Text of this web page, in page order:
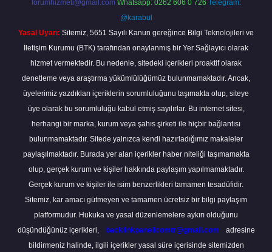
forumhizmeti@gmail.com Whatsapp: 0262 606 0 726 Telegram:
@karabul
Yasal Uyarı: Sitemiz, 5651 Sayılı Kanun gereğince Bilgi Teknolojileri ve
İletişim Kurumu (BTK) tarafından onaylanmış bir Yer Sağlayıcı olarak
hizmet vermektedir. Bu nedenle, sitedeki içerikleri proaktif olarak
denetleme veya araştırma yükümlülüğümüz bulunmamaktadır. Ancak,
üyelerimiz yazdıkları içeriklerin sorumluluğunu taşımakta olup, siteye
üye olarak bu sorumluluğu kabul etmiş sayılırlar. Bu internet sitesi,
herhangi bir marka, kurum veya şahıs şirketi ile hiçbir bağlantısı
bulunmamaktadır. Sitede yalnızca kendi hazırladığımız makaleler
paylaşılmaktadır. Burada yer alan içerikler haber niteliği taşımamakta
olup, gerçek kurum ve kişiler hakkında paylaşım yapılmamaktadır.
Gerçek kurum ve kişiler ile isim benzerlikleri tamamen tesadüfidir.
Sitemiz, kar amacı gütmeyen ve tamamen ücretsiz bir bilgi paylaşım
platformudur. Hukuka ve yasal düzenlemelere aykırı olduğunu
düşündüğünüz içerikleri,
backlinkpanelicomtr@gmail.com
adresine
bildirmeniz halinde, ilgili içerikler yasal süre içerisinde sitemizden